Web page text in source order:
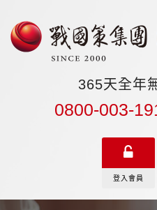
365天全年
0800-003-
登入會員